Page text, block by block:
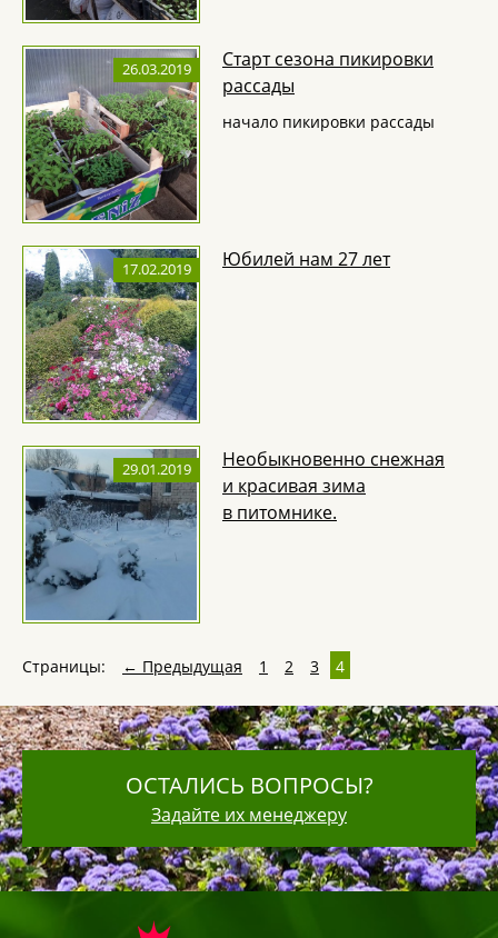
26.03.2019
Старт сезона пикировки
рассады
начало пикировки рассады
17.02.2019 Юбилей нам 27 лет
29.01.2019
Необыкновенно снежная
и красивая зима
в питомнике.
Страницы: ← Предыдущая 1 2 3 4
ОСТАЛИСЬ ВОПРОСЫ?
Задайте их менеджеру